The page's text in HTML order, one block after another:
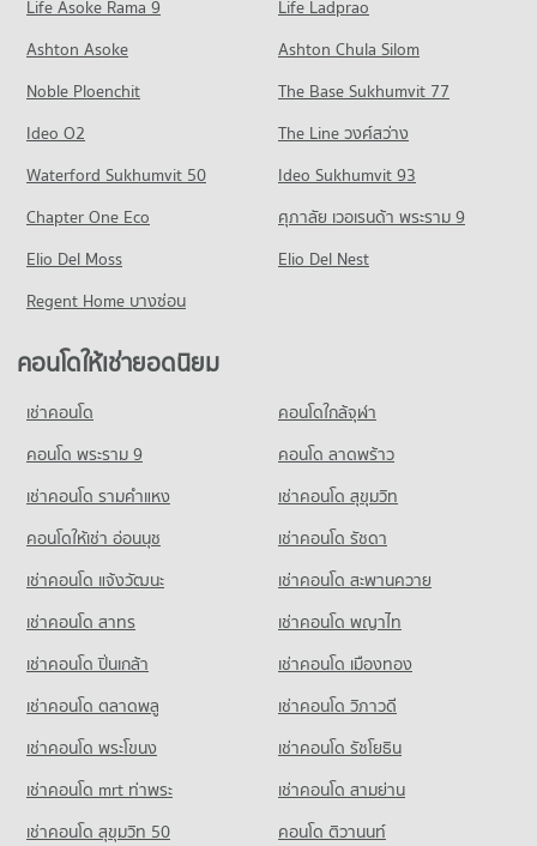
Life Asoke Rama 9
Life Ladprao
Ashton Asoke
Ashton Chula Silom
Noble Ploenchit
The Base Sukhumvit 77
Ideo O2
The Line วงศ์สว่าง
Waterford Sukhumvit 50
Ideo Sukhumvit 93
Chapter One Eco
ศุภาลัย เวอเรนด้า พระราม 9
Elio Del Moss
Elio Del Nest
Regent Home บางซ่อน
คอนโดให้เช่ายอดนิยม
เช่าคอนโด
คอนโดใกล้จุฬา
คอนโด พระราม 9
คอนโด ลาดพร้าว
เช่าคอนโด รามคําแหง
เช่าคอนโด สุขุมวิท
คอนโดให้เช่า อ่อนนุช
เช่าคอนโด รัชดา
เช่าคอนโด แจ้งวัฒนะ
เช่าคอนโด สะพานควาย
เช่าคอนโด สาทร
เช่าคอนโด พญาไท
เช่าคอนโด ปิ่นเกล้า
เช่าคอนโด เมืองทอง
เช่าคอนโด ตลาดพลู
เช่าคอนโด วิภาวดี
เช่าคอนโด พระโขนง
เช่าคอนโด รัชโยธิน
เช่าคอนโด mrt ท่าพระ
เช่าคอนโด สามย่าน
เช่าคอนโด สุขุมวิท 50
คอนโด ติวานนท์